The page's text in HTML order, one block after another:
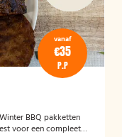
vanaf
€35
P.P
BBQ pakketten
voor een compleet